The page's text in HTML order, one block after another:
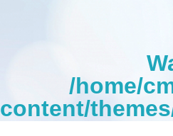
/home/
content/